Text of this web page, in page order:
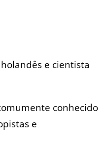
e cientista
conhecido
e